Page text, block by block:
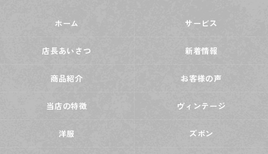
ホーム サービス
店長あいさつ 新着情報
商品紹介 お客様の声
当店の特徴 ヴィンテージ
洋服 ズボン